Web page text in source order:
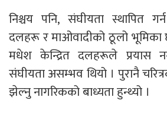
निश्चय पनि, संघीयता स्थापित
दलहरू र माओवादीको ठूलो भूमिका
मधेश केन्द्रित दलहरूले प्रयास
संघीयता असम्भव थियो । पुरानै
झेल्नु नागरिकको बाध्यता हुन्थ्यो ।